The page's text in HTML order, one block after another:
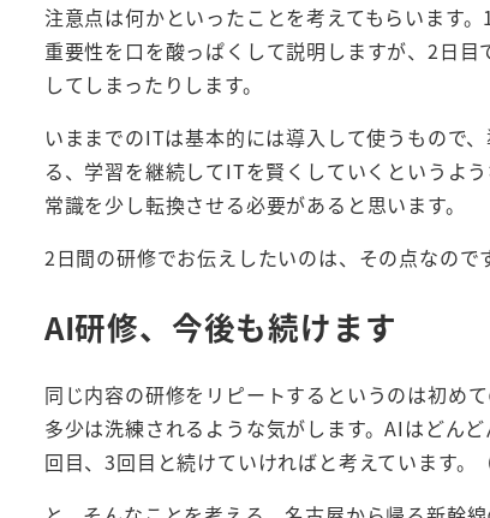
注意点は何かといったことを考えてもらいます
重要性を口を酸っぱくして説明しますが、2日
してしまったりします。
いままでのITは基本的には導入して使うもので
る、学習を継続してITを賢くしていくというよ
常識を少し転換させる必要があると思います。
2日間の研修でお伝えしたいのは、その点なの
AI研修、今後も続けます
同じ内容の研修をリピートするというのは初め
多少は洗練されるような気がします。AIはどん
回目、3回目と続けていければと考えています。